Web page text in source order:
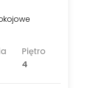
Piętro
4